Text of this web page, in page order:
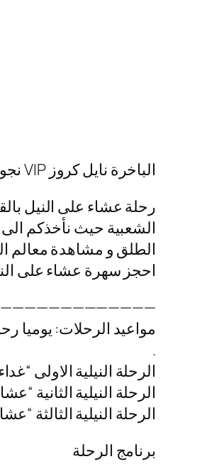
الباخرة نايل كروز VIP نجوم Nile Cruise
رحلة عشاء على النيل
الشعبية حيث نأخذكم الى
الطلق و مشاهدة معالم
احجز سهرة عشاء على
مواعيد الرحلات: يوميا
.
الرحلة النيلية الاولى “غداء” : من
الرحلة النيلية الثانية “عشاء” : من
الرحلة النيلية الثالثة “عشاء” : من
برنامج الرحلة